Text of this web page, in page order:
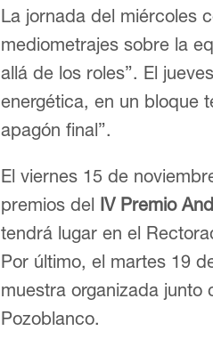
La jornada del miércoles
mediometrajes sobre la
allá de los roles”. El
energética, en un bloque
apagón final”.
El viernes 15 de
premios del IV Premio
tendrá lugar en el
Por último, el martes 19
muestra organizada junto
Pozoblanco.